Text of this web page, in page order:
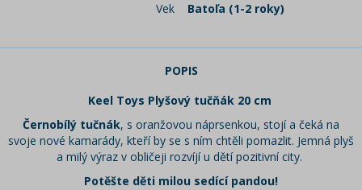
Vek
Batoľa (1-2 roky)
POPIS
Keel Toys Plyšový tučňák 20 cm
Černobílý tučnák, s oranžovou náprsenkou, stojí a čeká na
svoje nové kamarády, kteří by se s ním chtěli pomazlit. Jemná plyš
a milý výraz v obličeji rozvíjí u dětí pozitivní city.
Potěšte děti milou sedící pandou!